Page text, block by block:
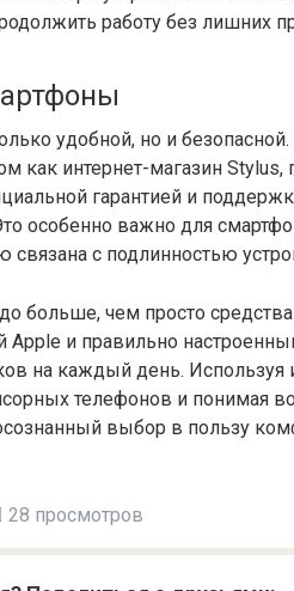
работу без лишних
удобной, но и
как интернет-магазин Stylus,
гарантией и
особенно важно для
с подлинностью
больше, чем просто средства
Apple и правильно
на каждый день. Используя
телефонов и понимая
выбор в пользу
28 просмотров